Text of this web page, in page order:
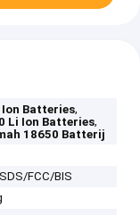
Ion Batteries,
Li Ion Batteries,
18650 Batterij
FCC/BIS